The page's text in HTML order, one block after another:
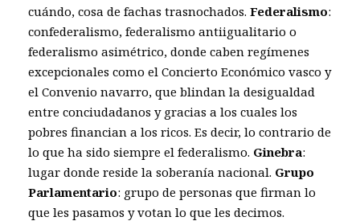
cuándo, cosa de fachas trasnochados. Federalismo:
confederalismo, federalismo antiigualitario o
federalismo asimétrico, donde caben regímenes
excepcionales como el Concierto Económico vasco y
el Convenio navarro, que blindan la desigualdad
entre conciudadanos y gracias a los cuales los
pobres financian a los ricos. Es decir, lo contrario de
lo que ha sido siempre el federalismo. Ginebra:
lugar donde reside la soberanía nacional. Grupo
Parlamentario: grupo de personas que firman lo
que les pasamos y votan lo que les decimos.